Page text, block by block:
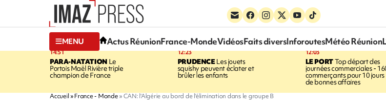
MENU Actus RéunionFrance-MondeVidéosFaits diversInforoutesMétéo Réunion
14:51
PARA-NATATIONLe
Portois Maël Rivière triple
champion de France
12:23
PRUDENCELes jouets
squishy peuvent éclater et
brûler les enfants
12:03
LE PORTTop départ des
journées commerciales -
commerçants pour 10 jours
de bonnes affaires
Accueil France - Monde CAN: l'Algérie au bord de l'élimination dans le groupe B